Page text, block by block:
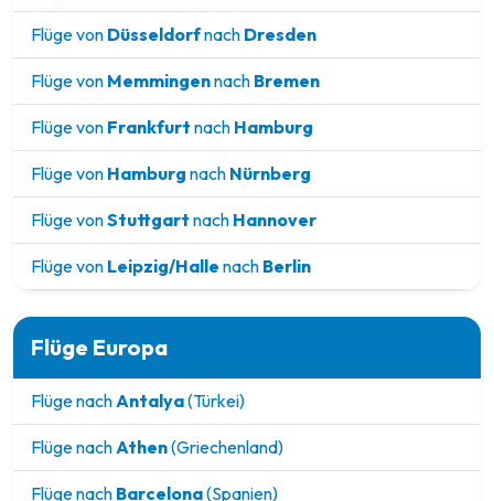
Flüge von Düsseldorfnach Dresden
Flüge von Memmingennach Bremen
Flüge von Frankfurt nach Hamburg
Flüge von Hamburg nach Nürnberg
Flüge vonStuttgart nach Hannover
Flüge von Leipzig/Halle nach Berlin
Flüge Europa
Flüge nachAntalya(Türkei)
Flüge nachAthen(Griechenland)
Flüge nach Barcelona(Spanien)